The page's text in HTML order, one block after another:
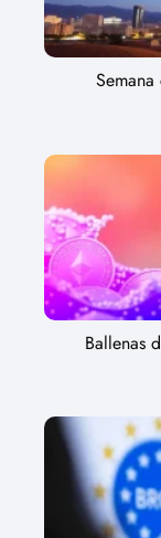
Ballenas